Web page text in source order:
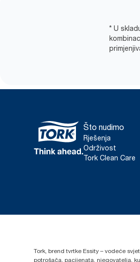
* U
Što nudimo
Rješenja
Održivost
Tork Clean Care
Tork, brend tvrtke Essity – vodeće
potrošača, pacijenata, njegovatelja,